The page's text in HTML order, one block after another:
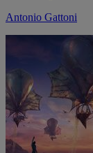
Antonio Gattoni